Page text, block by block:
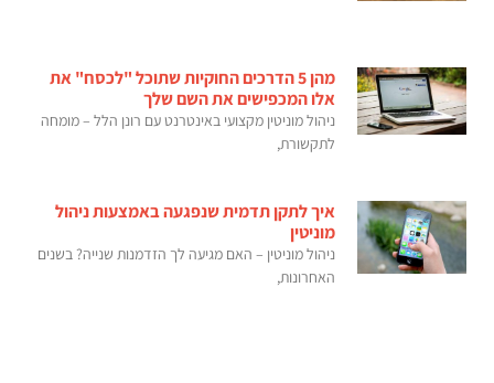
מהן 5 הדרכים החוקיות שתוכל "לכסח" את
אלו המכפישים את השם שלך
ניהול מוניטין מקצועי באינטרנט עם רונן הלל – מומחה
לתקשורת,
איך לתקן תדמית שנפגעה באמצעות ניהול
מוניטין
ניהול מוניטין – האם מגיעה לך הזדמנות שנייה? בשנים
האחרונות,